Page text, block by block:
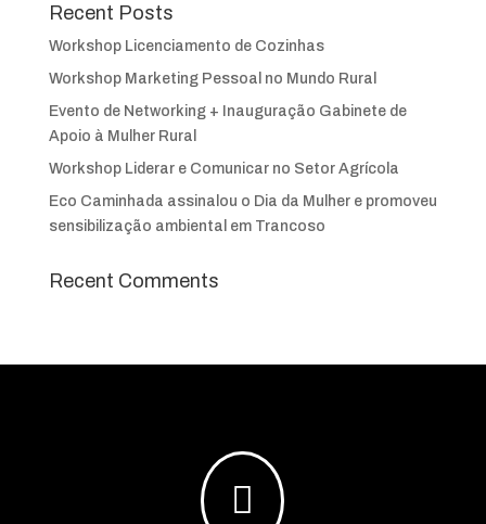
Recent Posts
Workshop Licenciamento de Cozinhas
Workshop Marketing Pessoal no Mundo Rural
Evento de Networking + Inauguração Gabinete de
Apoio à Mulher Rural
Workshop Liderar e Comunicar no Setor Agrícola
Eco Caminhada assinalou o Dia da Mulher e promoveu
sensibilização ambiental em Trancoso
Recent Comments
